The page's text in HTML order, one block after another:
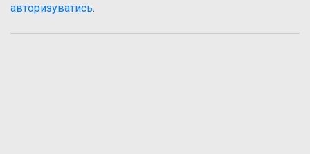
авторизуватись.